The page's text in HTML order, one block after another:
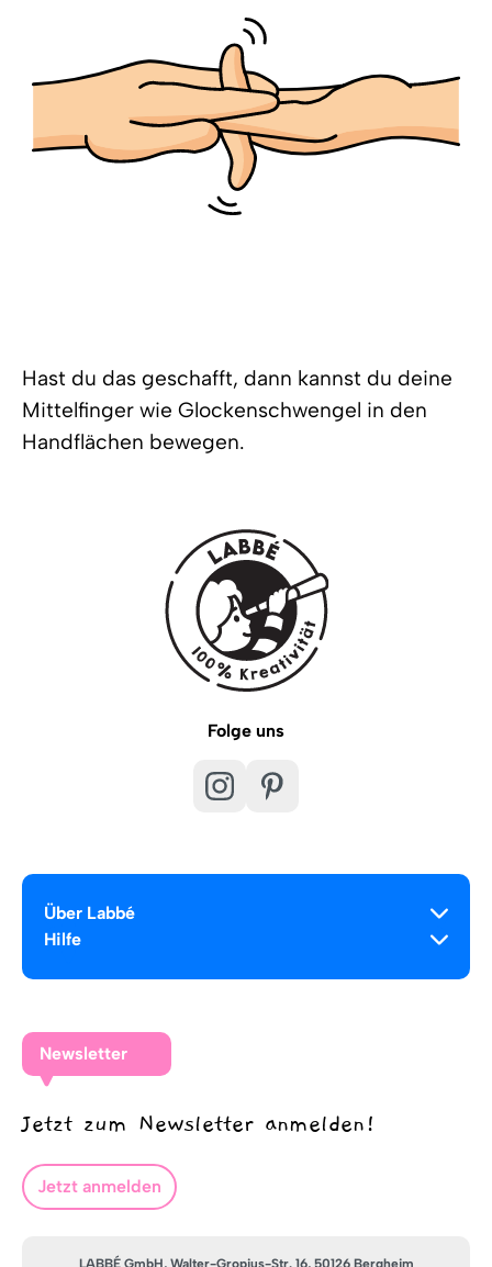
Hast du das geschafft, dann kannst du deine
Mittelfinger wie Glockenschwengel in den
Handflächen bewegen.
Folge uns
Über Labbé
Hilfe
Newsletter
Jetzt zum Newsletter anmelden!
Jetzt anmelden
LABBÉ GmbH, Walter-Gropius-Str. 16, 50126 Bergheim